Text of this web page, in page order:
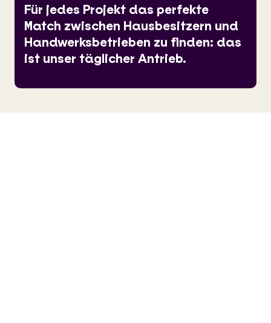
Für jedes Projekt das perfekte
Match zwischen Hausbesitzern und
Handwerksbetrieben zu finden: das
ist unser täglicher Antrieb.